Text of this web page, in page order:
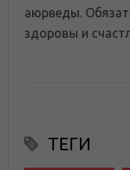
аюрведы.
здоровы и
ТЕГИ